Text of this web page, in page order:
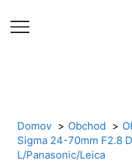
Domov Obchod
Sigma 24-70mm F2.8
L/Panasonic/Leica